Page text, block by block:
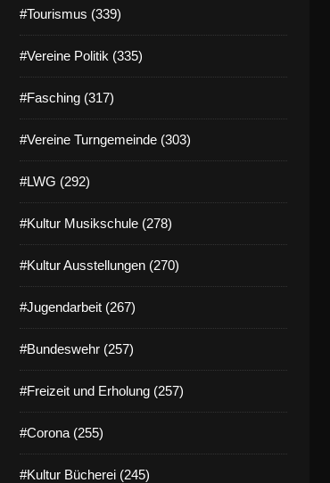
#Tourismus (339)
#Vereine Politik (335)
#Fasching (317)
#Vereine Turngemeinde (303)
#LWG (292)
#Kultur Musikschule (278)
#Kultur Ausstellungen (270)
#Jugendarbeit (267)
#Bundeswehr (257)
#Freizeit und Erholung (257)
#Corona (255)
#Kultur Bücherei (245)